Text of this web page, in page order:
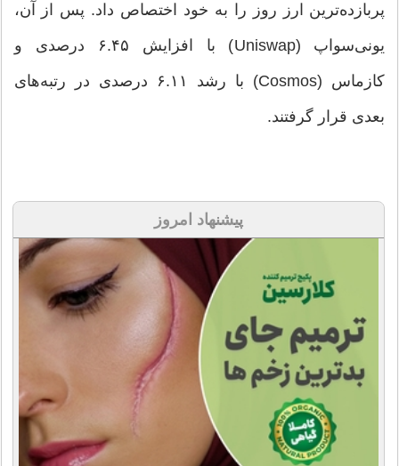
پربازده‌ترین ارز روز را به خود اختصاص داد. پس از آن،
یونی‌سواپ (Uniswap) با افزایش ۶.۴۵ درصدی و
کازماس (Cosmos) با رشد ۶.۱۱ درصدی در رتبه‌های
بعدی قرار گرفتند.
پیشنهاد امروز